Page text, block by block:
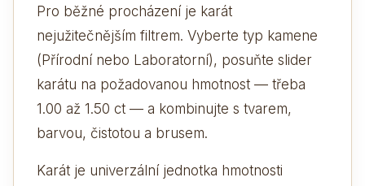
Pro běžné procházení je karát
nejužitečnějším filtrem. Vyberte typ kamene
(Přírodní nebo Laboratorní), posuňte slider
karátu na požadovanou hmotnost — třeba
1.00 až 1.50 ct — a kombinujte s tvarem,
barvou, čistotou a brusem.
Karát je univerzální jednotka hmotnosti